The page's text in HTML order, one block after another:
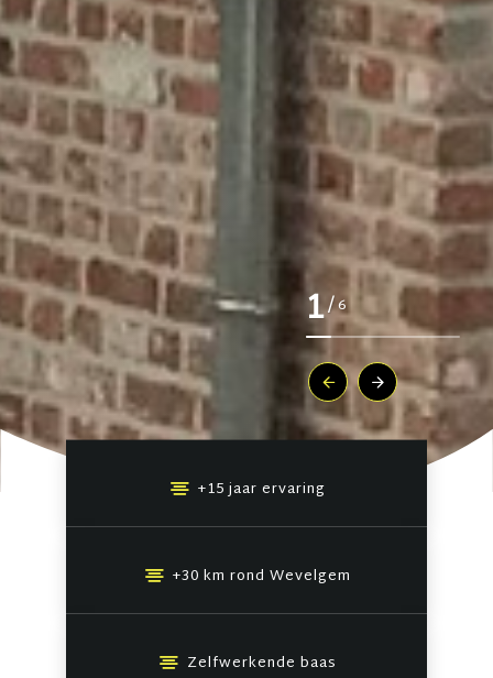
1/6
+15 jaar ervaring
+30 km rond Wevelgem
Zelfwerkende baas